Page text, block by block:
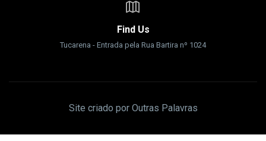
Find Us
Tucarena - Entrada pela Rua Bartira nº 1024
Site criado por Outras Palavras